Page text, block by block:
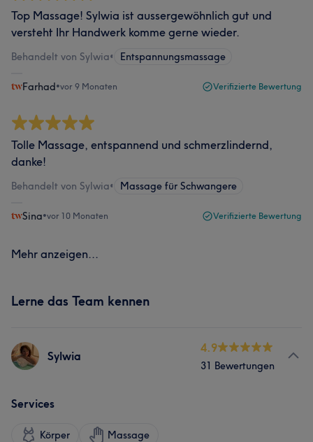
Top Massage! Sylwia ist aussergewöhnlich gut und
versteht Ihr Handwerk komme gerne wieder.
Behandelt von Sylwia• Entspannungsmassage
Farhad•vor 9 Monaten Verifizierte Bewertung
Tolle Massage, entspannend und schmerzlindernd,
danke!
Behandelt von Sylwia• Massage für Schwangere
Sina•vor 10 Monaten Verifizierte Bewertung
Mehr anzeigen...
Lerne das Team kennen
Sylwia
4.9
31 Bewertungen
Services
Körper Massage